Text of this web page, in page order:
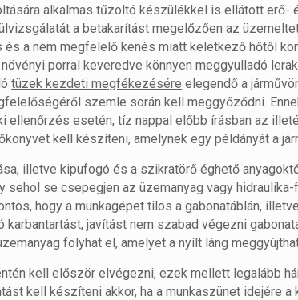
alkalmas tűzoltó készülékkel is ellátott erő-
a betakarítást megelőzően az
a nem megfelelő kenés miatt keletkező hőtől
porral keveredve könnyen meggyulladó
tüzek kezdeti megfékezésére elegendő a
szemle során kell meggyőződni.
ellenőrzés esetén, tíz nappal előbb írásban az
kell készíteni, amelynek egy példányát a
illetve kipufogó és a szikratörő éghető
sehol se csepegjen az üzemanyag vagy
hogy a munkagépet tilos a gabonatáblán,
javítást nem szabad végezni
folyhat el, amelyet a nyílt láng
kell először elvégezni, ezek mellett legalább
kell készíteni akkor, ha a munkaszünet idejére a